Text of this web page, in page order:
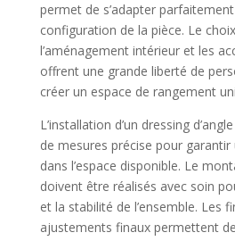
permet de s’adapter
configuration de la pièce. Le
l’aménagement intérieur et les
offrent une grande liberté de
créer un espace de rangement
L’installation d’un dressing
de mesures précise pour
dans l’espace disponible. Le
doivent être réalisés avec soin
et la stabilité de l’ensemble. Les
ajustements finaux permettent